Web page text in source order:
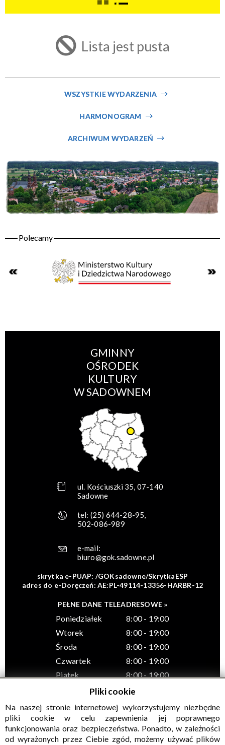
Trwające w zakresie
—
Miejsce
Lista jest pusta
WSZYSTKIE WYDARZENIA
HARMONOGRAM
ARCHIWUM WYDARZEŃ
GMINNY
OŚRODEK
KULTURY
W SADOWNEM
ul. Kościuszki 35, 07-140
Sadowne
tel: (25) 644-28-95,
502-086-989
e-mail:
biuro@gok.sadowne.pl
skrytka e-PUAP: /GOKsadowne/SkrytkaESP
adres do e-Doręczeń: AE:PL-49114-13356-HARBR-12
PEŁNE DANE TELEADRESOWE »
Poniedziałek
8:00 - 19:00
Wtorek
8:00 - 19:00
Środa
8:00 - 19:00
Czwartek
8:00 - 19:00
Piątek
8:00 - 19:00
© Wszelkie prawa zastrzeżone, Gminny Ośrodek Kultury w
Sadownem
Pliki cookie
Na naszej stronie internetowej wykorzystujemy niezbędne
pliki cookie w celu zapewnienia jej poprawnego
funkcjonowania oraz bezpieczeństwa. Ponadto, w zależności
od wyrażonych przez Ciebie zgód, możemy używać plików